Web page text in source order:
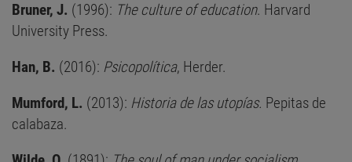
Bruner, J. (1996): The culture of education. Harvard
University Press.
Han, B. (2016): Psicopolítica, Herder.
Mumford, L. (2013): Historia de las utopías. Pepitas de
calabaza.